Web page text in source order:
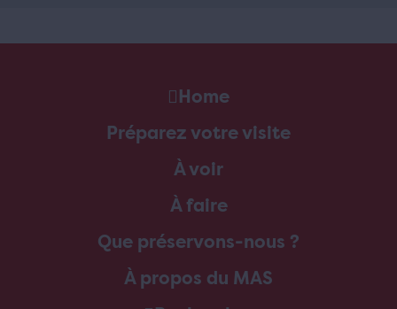
Home
Préparez votre visite
À voir
À faire
Que préservons-nous ?
À propos du MAS